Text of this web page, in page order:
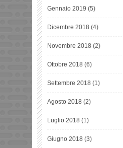
Gennaio 2019 (5)
Dicembre 2018 (4)
Novembre 2018 (2)
Ottobre 2018 (6)
Settembre 2018 (1)
Agosto 2018 (2)
Luglio 2018 (1)
Giugno 2018 (3)